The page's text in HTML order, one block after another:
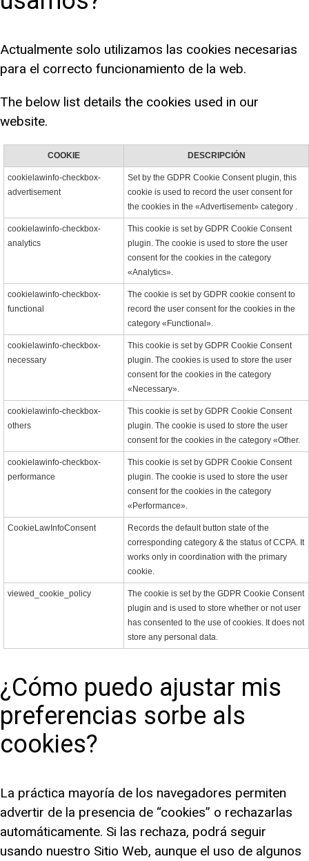
Actualmente solo utilizamos las cookies necesarias
para el correcto funcionamiento de la web.
The below list details the cookies used in our
website.
COOKIE DESCRIPCIÓN
cookielawinfo-checkbox-
advertisement
Set by the GDPR Cookie Consent plugin, this
cookie is used to record the user consent for
the cookies in the «Advertisement» category .
cookielawinfo-checkbox-
analytics
This cookie is set by GDPR Cookie Consent
plugin. The cookie is used to store the user
consent for the cookies in the category
«Analytics».
cookielawinfo-checkbox-
functional
The cookie is set by GDPR cookie consent to
record the user consent for the cookies in the
category «Functional».
cookielawinfo-checkbox-
necessary
This cookie is set by GDPR Cookie Consent
plugin. The cookies is used to store the user
consent for the cookies in the category
«Necessary».
cookielawinfo-checkbox-
others
This cookie is set by GDPR Cookie Consent
plugin. The cookie is used to store the user
consent for the cookies in the category «Other.
cookielawinfo-checkbox-
performance
This cookie is set by GDPR Cookie Consent
plugin. The cookie is used to store the user
consent for the cookies in the category
«Performance».
CookieLawInfoConsent
Records the default button state of the
corresponding category & the status of CCPA. It
works only in coordination with the primary
cookie.
viewed_cookie_policy
The cookie is set by the GDPR Cookie Consent
plugin and is used to store whether or not user
has consented to the use of cookies. It does not
store any personal data.
¿Cómo puedo ajustar mis
preferencias sorbe als
cookies?
La práctica mayoría de los navegadores permiten
advertir de la presencia de “cookies” o rechazarlas
automáticamente. Si las rechaza, podrá seguir
usando nuestro Sitio Web, aunque el uso de algunos